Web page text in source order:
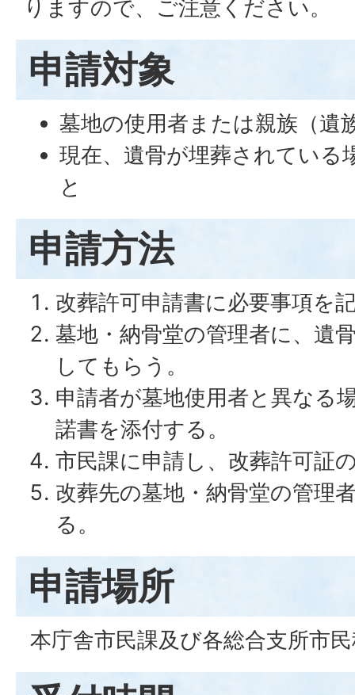
りますので、ご注意ください。
申請対象
墓地の使用者または親族（遺
現在、遺骨が埋葬されている
と
申請方法
改葬許可申請書に必要事項を
墓地・納骨堂の管理者に、遺
してもらう。
申請者が墓地使用者と異なる
諾書を添付する。
市民課に申請し、改葬許可証
改葬先の墓地・納骨堂の管理
る。
申請場所
本庁舎市民課及び各総合支所市